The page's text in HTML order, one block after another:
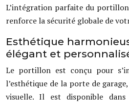
L’intégration parfaite du
renforce la sécurité globale de
Esthétique
élégant et
Le portillon est conçu pour
l’esthétique de la porte de
visuelle. Il est disponible